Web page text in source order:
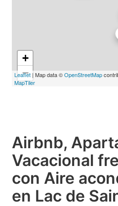
+
−
Leaflet | Map data ©OpenStreetMap
MapTiler
Airbnb,
Vacacional
con Aire
en Lac de